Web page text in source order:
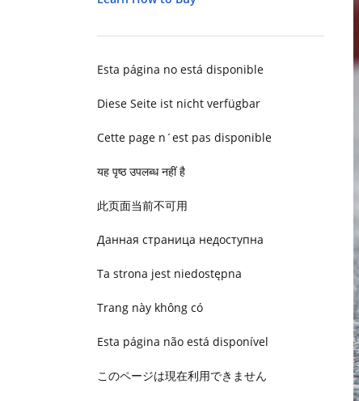
Esta página no está disponible
Diese Seite ist nicht verfügbar
Cette page n´est pas disponible
यह पृष्ठ उपलब्ध नहीं है
此页面当前不可用
Данная страница недоступна
Ta strona jest niedostępna
Trang này không có
Esta página não está disponível
このページは現在利用できません